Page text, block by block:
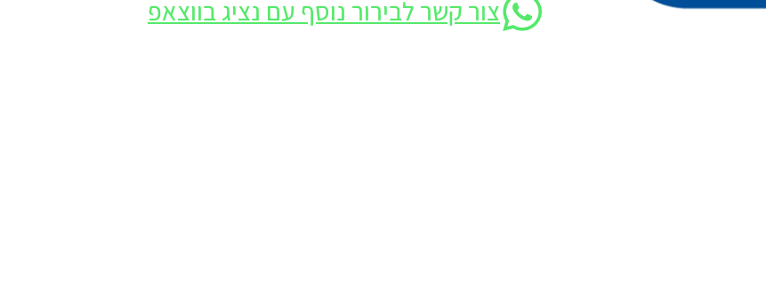
צור קשר לבירור נוסף עם נציג בווצאפ